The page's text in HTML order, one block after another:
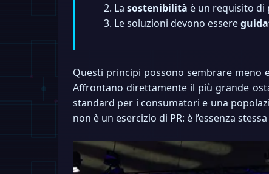
La sostenibilità è un requisito di
Le soluzioni devono essere
Questi principi possono sembrare meno
Affrontano direttamente il più grande
standard per i consumatori e una
non è un esercizio di PR: è l’essenza